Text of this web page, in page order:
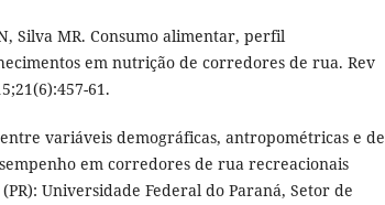
Silva MR. Consumo alimentar, perfil
em nutrição de corredores de rua. Rev
61.
entre variáveis demográficas, antropométricas e de
em corredores de rua recreacionais
Universidade Federal do Paraná, Setor de